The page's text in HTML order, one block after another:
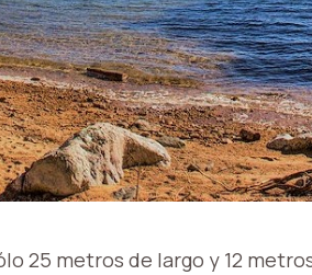
25 metros de largo y 12